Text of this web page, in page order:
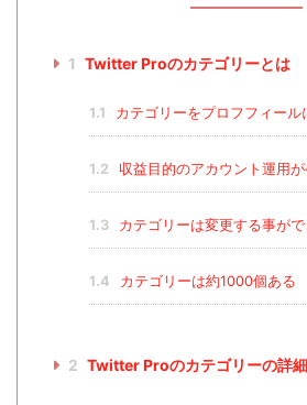
1 Twitter Proのカテゴリーとは
1.1 カテゴリーをプロフフィール
1.2 収益目的のアカウント運用
1.3 カテゴリーは変更する事がで
1.4 カテゴリーは約1000個ある
2 Twitter Proのカテゴリーの詳細